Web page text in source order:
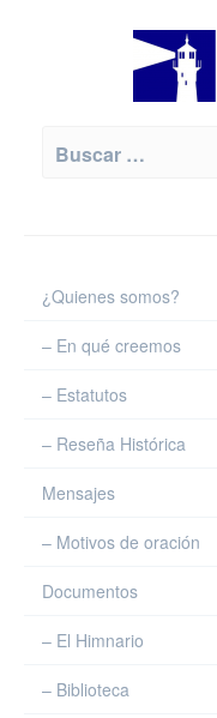
¿Quienes somos?
– En qué creemos
– Estatutos
– Reseña Histórica
Mensajes
– Motivos de oración
Documentos
– El Himnario
– Biblioteca